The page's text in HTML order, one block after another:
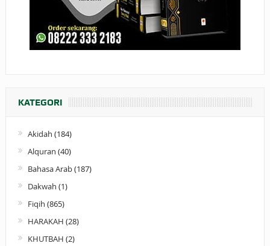
KATEGORI
Akidah (184)
Alquran (40)
Bahasa Arab(187)
Dakwah (1)
Fiqih (865)
HARAKAH (28)
KHUTBAH (2)